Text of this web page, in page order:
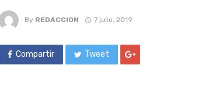
By REDACCION 7 julio, 2019
Compartir Tweet